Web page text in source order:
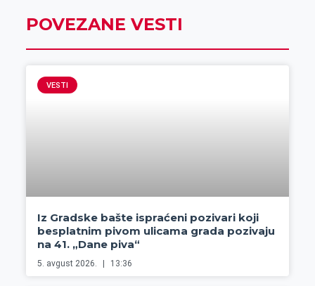
POVEZANE VESTI
VESTI
Iz Gradske bašte ispraćeni pozivari koji
besplatnim pivom ulicama grada pozivaju
na 41. „Dane piva“
5. avgust 2026. 13:36